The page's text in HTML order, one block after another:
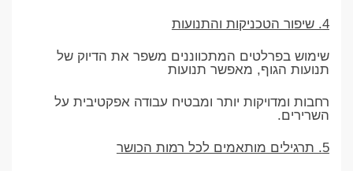
4. שיפור הטכניקות והתנועות
שימוש בפרלטים המתכווננים משפר את הדיוק של
תנועות הגוף, מאפשר תנועות
רחבות ומדויקות יותר ומבטיח עבודה אפקטיבית על
השרירים.
5. תרגילים מותאמים לכל רמות הכושר